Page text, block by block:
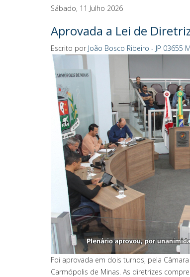
Sábado, 11 Julho 2026
Aprovada a Lei de
Escrito por João Bosco Ribeiro - JP 03655
Foi aprovada em dois turnos, pela
Carmópolis de Minas. As diretrizes